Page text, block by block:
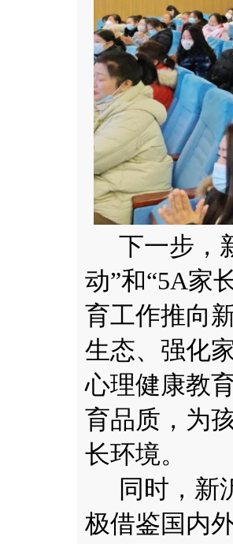
下一步，
动”和“5A家
育工作推向
生态、强化
心理健康教
育品质，为
长环境。
同时，新
极借鉴国内